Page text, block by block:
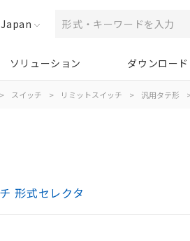
Japan
ソリューション ダウンロード
> スイッチ > リミットスイッチ > 汎用タテ形
形式セレクタ